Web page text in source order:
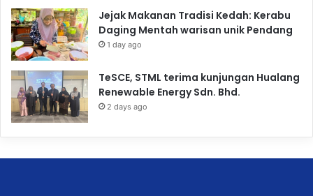
Jejak Makanan Tradisi Kedah: Kerabu
Daging Mentah warisan unik Pendang
1 day ago
TeSCE, STML terima kunjungan Hualang
Renewable Energy Sdn. Bhd.
2 days ago